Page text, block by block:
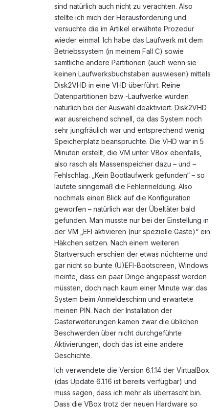
sind natürlich auch nicht zu verachten. Also
stellte ich mich der Herausforderung und
versuchte die im Artikel erwähnte Prozedur
wieder einmal. Ich habe das Laufwerk mit dem
Betriebssystem (in meinem Fall C) sowie
sämtliche andere Partitionen (auch wenn sie
keinen Laufwerksbuchstaben auswiesen) mittels
Disk2VHD in eine VHD überführt. Reine
Datenpartitionen bzw -Laufwerke wurden
natürlich bei der Auswahl deaktiviert. Disk2VHD
war ausreichend schnell, da das System noch
sehr jungfräulich war und entsprechend wenig
Speicherplatz beanspruchte. Die VHD war in 5
Minuten erstellt, die VM unter VBox ebenfalls,
also rasch als Massenspeicher dazu – und –
Fehlschlag. „Kein Bootlaufwerk gefunden“ – so
lautete sinngemäß die Fehlermeldung. Also
nochmals einen Blick auf die Konfiguration
geworfen – natürlich war der Übeltäter bald
gefunden. Man musste nur bei der Einstellung in
der VM „EFI aktivieren (nur spezielle Gäste)“ ein
Häkchen setzen. Nach einem weiteren
Startversuch erschien der etwas nüchterne und
gar nicht so bunte (U)EFI-Bootscreen, Windows
meinte, dass ein paar Dinge angepasst werden
müssten, doch nach kaum einer Minute war das
System beim Anmeldeschirm und erwartete
meinen PIN. Nach der Installation der
Gasterweiterungen kamen zwar die üblichen
Beschwerden über nicht durchgeführte
Aktivierungen, doch das ist eine andere
Geschichte.
Ich verwendete die Version 6.1.14 der VirtualBox
(das Update 6.1.16 ist bereits verfügbar) und
muss sagen, dass ich mehr als überrascht bin.
Dass die VBox trotz der neuen Hardware so